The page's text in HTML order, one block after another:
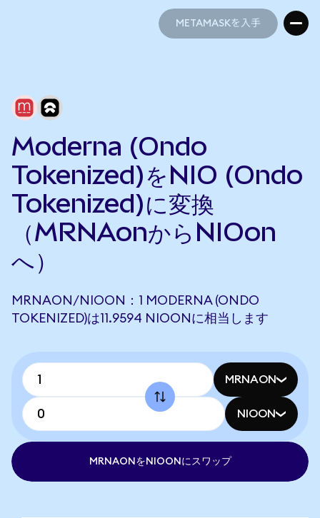
METAMASKを入手
Moderna (Ondo
Tokenized)をNIO (Ondo
Tokenized)に変換
（MRNAonからNIOon
へ）
MRNAON/NIOON：1 MODERNA (ONDO
TOKENIZED)は11.9594 NIOONに相当します
MRNAON
NIOON
MRNAONをNIOONにスワップ